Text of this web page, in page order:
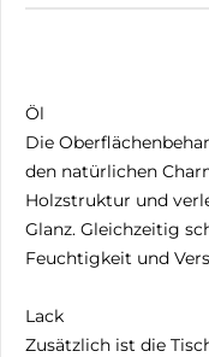
Öl
Die
den natürlichen
Holzstruktur und
Glanz. Gleichzeitig
Feuchtigkeit und
Lack
Zusätzlich ist die